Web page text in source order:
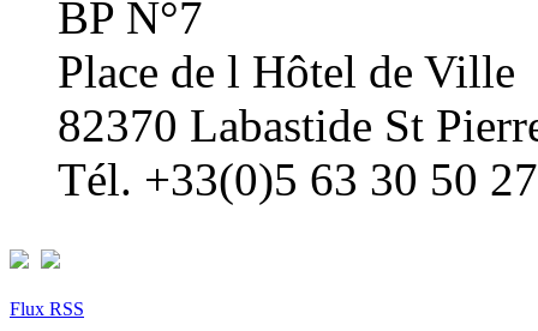
BP N°7
Place de l Hôtel de Ville
82370 Labastide St
Tél. +33(0)5 63 30 50 27
Flux RSS